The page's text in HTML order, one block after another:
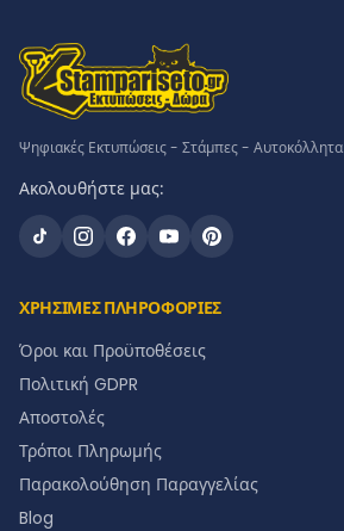
Ψηφιακές Εκτυπώσεις - Στάμπες - Αυτοκόλλητα
Ακολουθήστε μας:
ΧΡΗΣΙΜΕΣ ΠΛΗΡΟΦΟΡΙΕΣ
Όροι και Προϋποθέσεις
Πολιτική GDPR
Αποστολές
Τρόποι Πληρωμής
Παρακολούθηση Παραγγελίας
Blog